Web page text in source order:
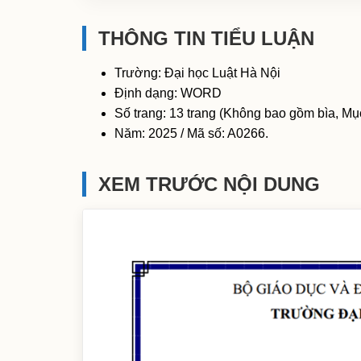
THÔNG TIN TIỂU LUẬN
Trường: Đại học Luật Hà Nội
Định dạng: WORD
Số trang: 13 trang (Không bao gồm bìa,
Năm: 2025 / Mã số: A0266.
XEM TRƯỚC NỘI DUNG